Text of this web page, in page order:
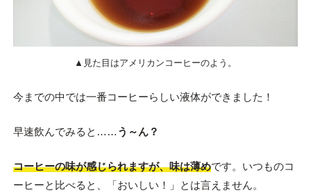
▲見た目はアメリカンコーヒーのよう。
今までの中では一番コーヒーらしい液体ができました！
早速飲んでみると…… う～ん？
コーヒーの味が感じられますが、味は薄めです。いつものコ
ーヒーと比べると、「おいしい！」とは言えません。